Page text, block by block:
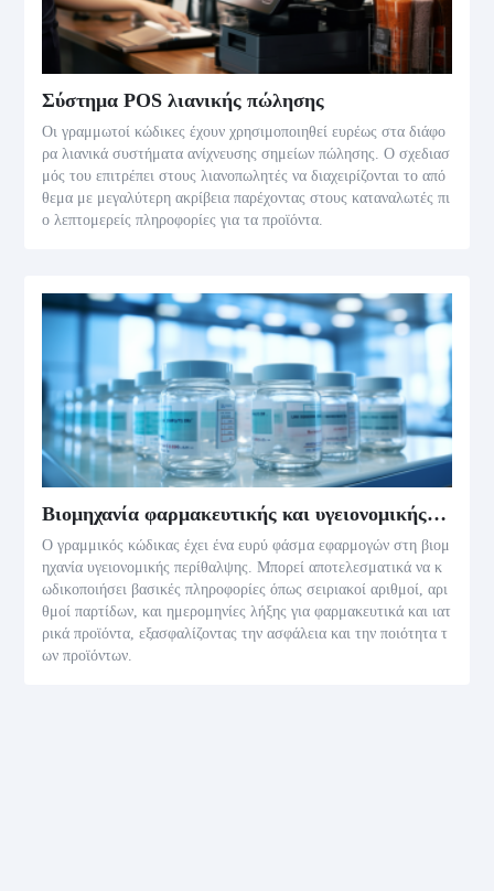
Σύστημα POS λιανικής πώλησης
Οι γραμμωτοί κώδικες έχουν χρησιμοποιηθεί ευρέως στα διάφο
ρα λιανικά συστήματα ανίχνευσης σημείων πώλησης. Ο σχεδιασ
μός του επιτρέπει στους λιανοπωλητές να διαχειρίζονται το από
θεμα με μεγαλύτερη ακρίβεια παρέχοντας στους καταναλωτές πι
ο λεπτομερείς πληροφορίες για τα προϊόντα.
Βιομηχανία φαρμακευτικής και υγειονομικής περίθαλψης
Ο γραμμικός κώδικας έχει ένα ευρύ φάσμα εφαρμογών στη βιομ
ηχανία υγειονομικής περίθαλψης. Μπορεί αποτελεσματικά να κ
ωδικοποιήσει βασικές πληροφορίες όπως σειριακοί αριθμοί, αρι
θμοί παρτίδων, και ημερομηνίες λήξης για φαρμακευτικά και ιατ
ρικά προϊόντα, εξασφαλίζοντας την ασφάλεια και την ποιότητα τ
ων προϊόντων.